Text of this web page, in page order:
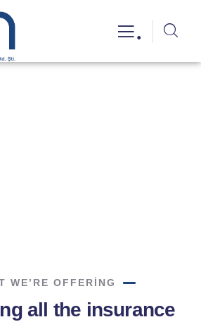
.
WE’RE OFFERING
all the insurance